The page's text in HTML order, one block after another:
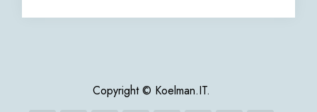
Copyright © Koelman.IT.